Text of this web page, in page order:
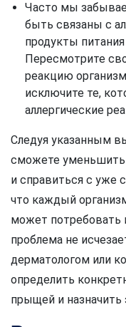
Часто мы
быть связаны с
продукты
Пересмотрите
реакцию
исключите те,
аллергические
Следуя указанным
сможете уменьшить
и справиться с уже
что каждый
может потребовать
проблема не
дерматологом или
определить
прыщей и